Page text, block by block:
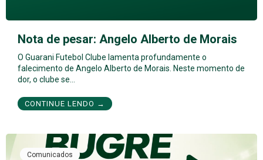
Nota de pesar: Angelo Alberto de Morais
O Guarani Futebol Clube lamenta profundamente o
falecimento de Angelo Alberto de Morais. Neste momento de
dor, o clube se…
CONTINUE LENDO →
Comunicados